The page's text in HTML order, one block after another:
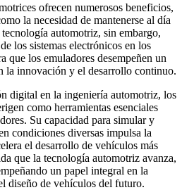
ofrecen numerosos beneficios,
la necesidad de mantenerse al día
automotriz, sin embargo,
los sistemas electrónicos en los
que los emuladores desempeñen un
la innovación y el desarrollo continuo.
digital en la ingeniería automotriz, los
como herramientas esenciales
Su capacidad para simular y
condiciones diversas impulsa la
el desarrollo de vehículos más
que la tecnología automotriz avanza,
un papel integral en la
diseño de vehículos del futuro.